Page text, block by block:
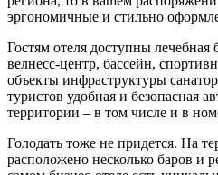
эргономичные и стильно
Гостям отеля доступны лечебная
велнесс-центр, бассейн,
объекты инфраструктуры
туристов удобная и безопасная
территории – в том числе и в
Голодать тоже не придется. На
расположено несколько баров и